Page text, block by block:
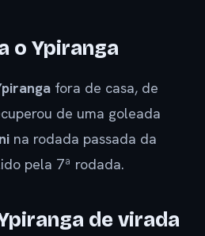
o Ypiranga
fora de casa, de
de uma goleada
na rodada passada da
pela 7ª rodada.
de virada